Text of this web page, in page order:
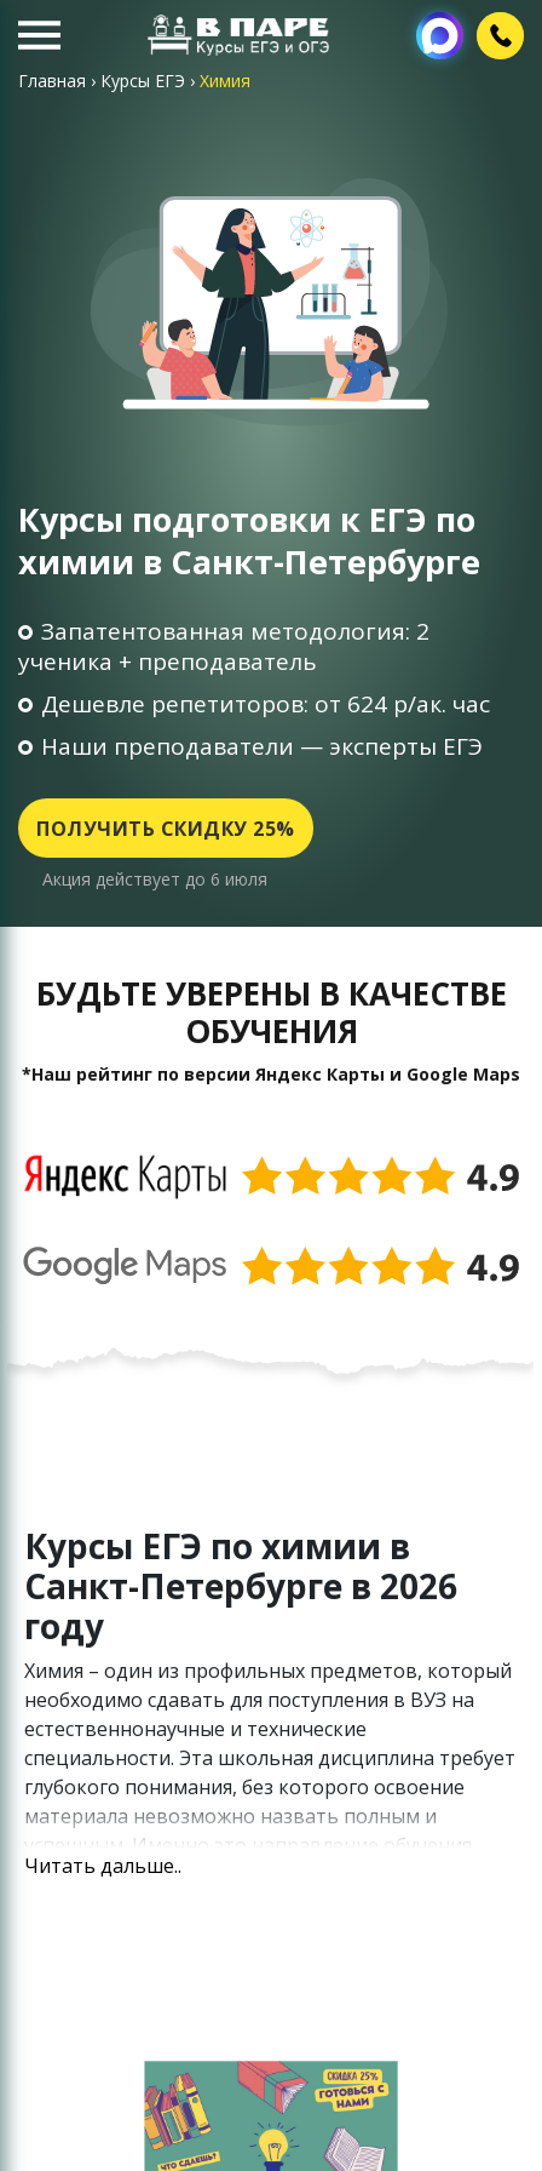
Главная › Курсы ЕГЭ › Химия
Курсы подготовки к ЕГЭ по
химии в Санкт-Петербурге
Запатентованная методология: 2
ученика + преподаватель
Дешевле репетиторов: от 624 р/ак. час
Наши преподаватели — эксперты ЕГЭ
ПОЛУЧИТЬ СКИДКУ 25%
Акция действует до 6 июля
БУДЬТЕ УВЕРЕНЫ В КАЧЕСТВЕ
ОБУЧЕНИЯ
*Наш рейтинг по версии Яндекс Карты и Google Maps
Курсы ЕГЭ по химии в
Санкт-Петербурге в 2026
году
Химия – один из профильных предметов, который
необходимо сдавать для поступления в ВУЗ на
естественнонаучные и технические
специальности. Эта школьная дисциплина требует
глубокого понимания, без которого освоение
материала невозможно назвать полным и
успешным. Именно это направление обучения
является приоритетным для педагогов нашего
эту специфику в образовательном процессе. При
этом в нашем Центре реализуется стратегия
подготовки в паре, которая сочетает невысокую
стоимость обучения при впечатляющей
Читать дальше..